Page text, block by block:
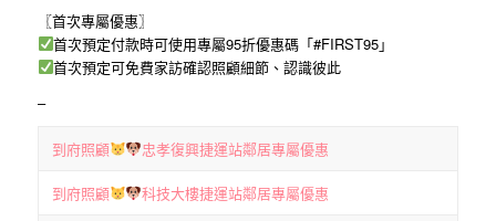
〖首次專屬優惠〗
首次預定付款時可使用專屬95折優惠碼「#FIRST95」
首次預定可免費家訪確認照顧細節、認識彼此
–
到府照顧 忠孝復興捷運站鄰居專屬優惠
到府照顧 科技大樓捷運站鄰居專屬優惠